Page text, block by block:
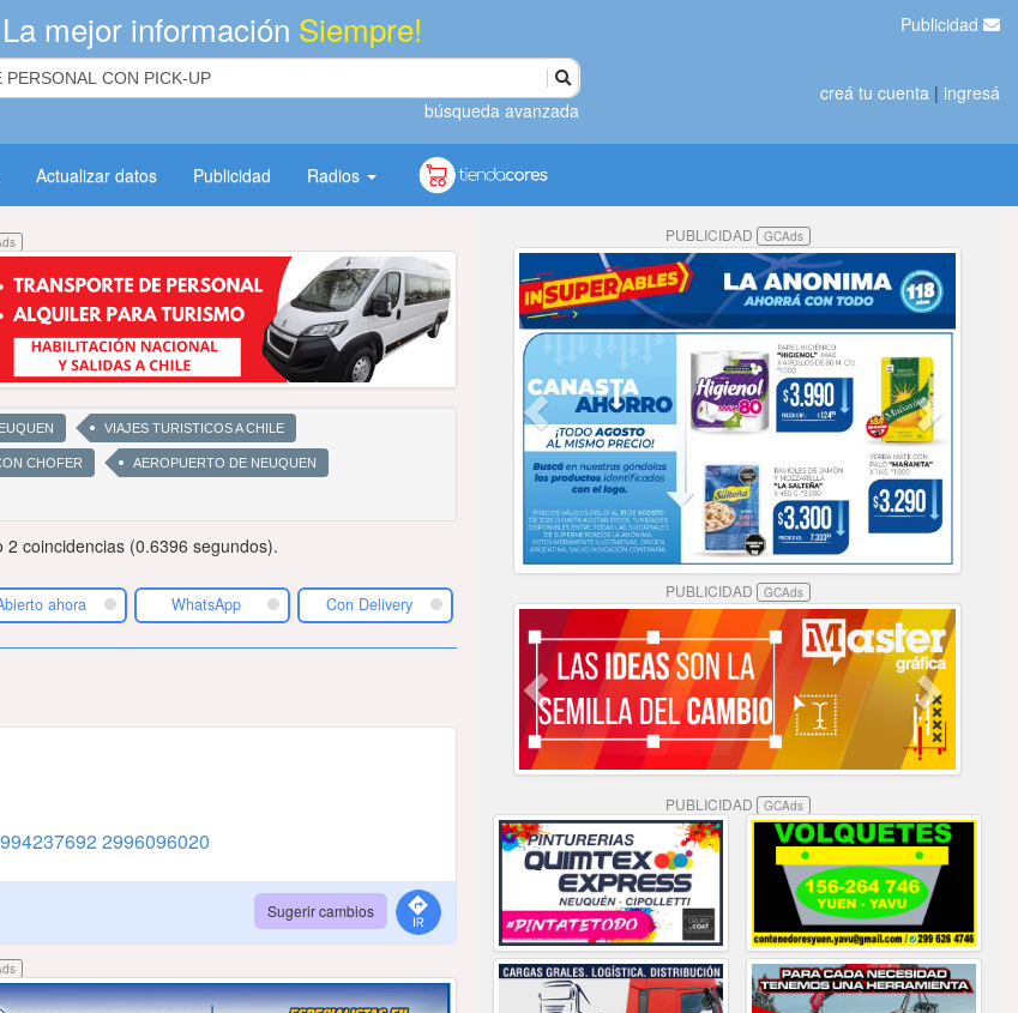
La mejor información Siempre!
búsqueda avanzada
Publicidad
creá tu cuenta | ingresá
Actualizar datos Publicidad Radios
VIAJES TURISTICOS A CHILE
CHOFER AEROPUERTO DE NEUQUEN
2 coincidencias (0.6396 segundos).
ahora WhatsApp Con Delivery
2996096020
Sugerir cambios
PUBLICIDAD GCAds
PUBLICIDAD GCAds
PUBLICIDAD GCAds